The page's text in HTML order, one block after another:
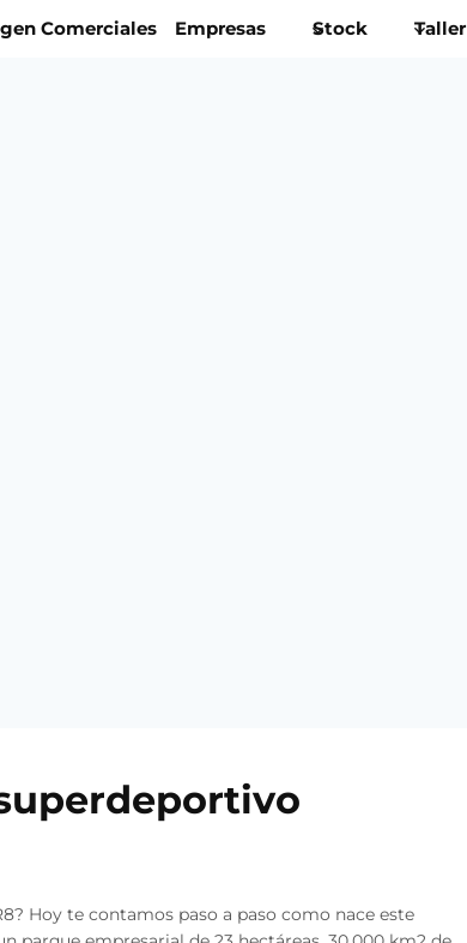
Comerciales Empresas Stock Taller
Hoy te contamos paso a paso como nace este